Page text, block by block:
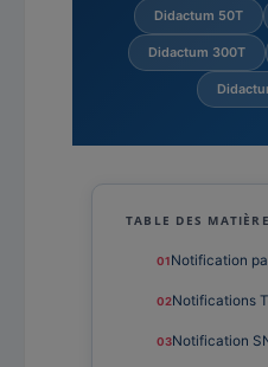
Didactum 50T
Didactum 300T
TABLE DES
Notification
Notifications
Notification